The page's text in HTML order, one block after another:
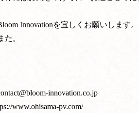
Innovationを宜しくお願いします。
た。
innovation.co.jp
www.ohisama-pv.com/